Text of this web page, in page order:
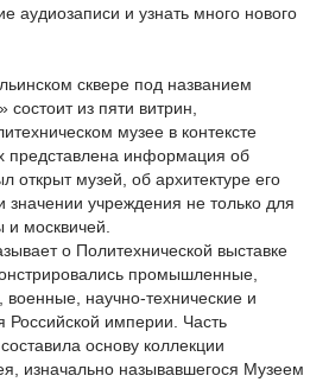
аудиозаписи и узнать много нового
сквере под названием
из пяти витрин,
музее в контексте
представлена информация об
открыт музей, об архитектуре его
значении учреждения не только для
москвичей.
о Политехнической выставке
промышленные,
военные, научно-технические и
Российской империи. Часть
основу коллекции
изначально называвшегося Музеем